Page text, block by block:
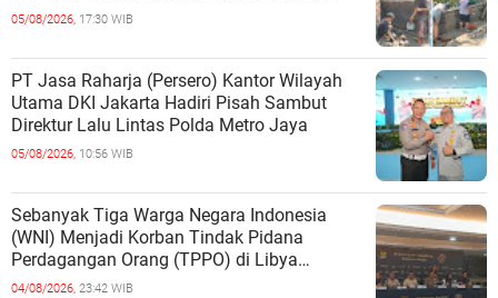
05/08/2026, 17:30 WIB
PT Jasa Raharja (Persero) Kantor Wilayah
Utama DKI Jakarta Hadiri Pisah Sambut
Direktur Lalu Lintas Polda Metro Jaya
05/08/2026, 10:56 WIB
Sebanyak Tiga Warga Negara Indonesia
(WNI) Menjadi Korban Tindak Pidana
Perdagangan Orang (TPPO) di Libya
Berhasil Dipulangkan Ke - Indonesia. Mereka
04/08/2026, 23:42 WIB